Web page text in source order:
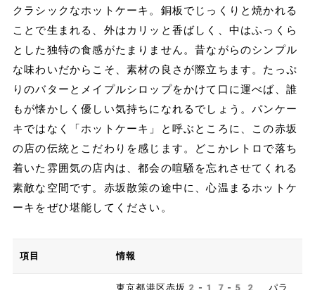
クラシックなホットケーキ。銅板でじっくりと焼かれる
ことで生まれる、外はカリッと香ばしく、中はふっくら
とした独特の食感がたまりません。昔ながらのシンプル
な味わいだからこそ、素材の良さが際立ちます。たっぷ
りのバターとメイプルシロップをかけて口に運べば、誰
もが懐かしく優しい気持ちになれるでしょう。パンケー
キではなく「ホットケーキ」と呼ぶところに、この赤坂
の店の伝統とこだわりを感じます。どこかレトロで落ち
着いた雰囲気の店内は、都会の喧騒を忘れさせてくれる
素敵な空間です。赤坂散策の途中に、心温まるホットケ
ーキをぜひ堪能してください。
項目 情報
東京都港区赤坂2-17-52 パラ